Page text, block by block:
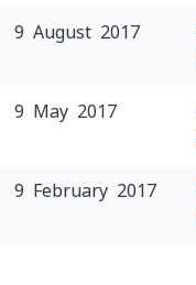
9 August 2017
9 May 2017
9 February 2017